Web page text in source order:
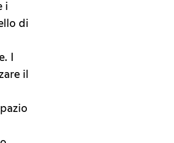
i
di
I
il